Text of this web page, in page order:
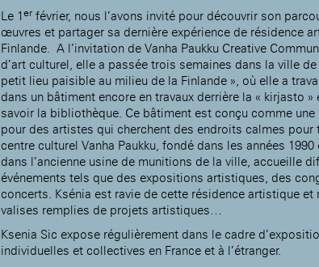
Le 1erfévrier, nous l’avons invité pour découvrir son
œuvres et partager sa dernière expérience de résidence
Finlande. A l’invitation de Vanha Paukku Creative
d’art culturel, elle a passée trois semaines dans la ville de
petit lieu paisible au milieu de la Finlande », où elle a
dans un bâtiment encore en travaux derrière la « kirjasto »
savoir la bibliothèque. Ce bâtiment est conçu comme une
pour des artistes qui cherchent des endroits calmes pour
centre culturel Vanha Paukku, fondé dans les années 1990
dans l’ancienne usine de munitions de la ville, accueille
événements tels que des expositions artistiques, des
concerts. Ksénia est ravie de cette résidence artistique et
valises remplies de projets artistiques…
Ksenia Sic expose régulièrement dans le cadre
individuelles et collectives en France et à l’étranger.